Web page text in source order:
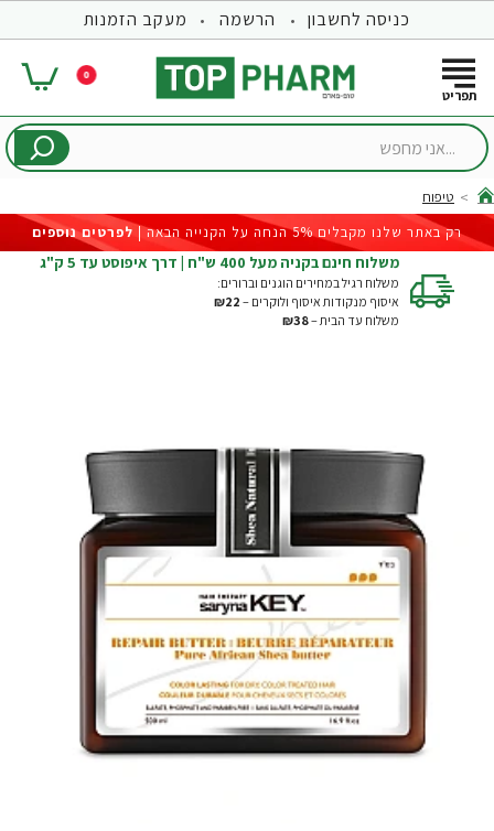
כניסה לחשבון הרשמה מעקב הזמנות
0
...אני
home
טיפוח
רק באתר שלנו מקבלים 5% הנחה על הקנייה הבאה |
לפרטים נוספים
משלוח חינם בקניה מעל 400 ש"ח | דרך איפוסט עד 5 ק"ג
משלוח רגיל במחירים הוגנים וברורים:
איסוף מנקודות איסוף ולוקרים – ₪22
משלוח עד הבית –₪38